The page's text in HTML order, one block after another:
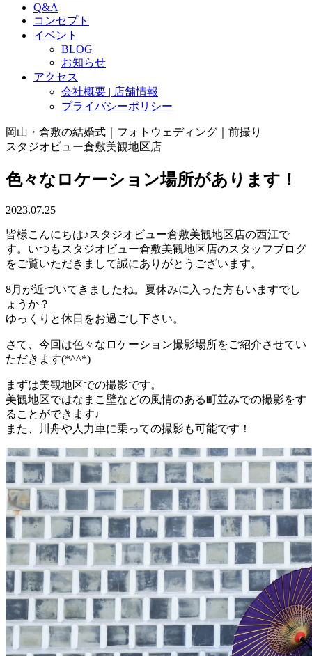
Q&A
コンセプト
イベント
BLOG
お知らせ
アクセス
会社概要 | 店舗情報
プライバシーポリシー
岡山・倉敷の結婚式｜フォトウェディング｜前撮り
スタジオビュー倉敷美観地区店
色々なロケーション場所があります！
2023.07.25
皆様こんにちは♪スタジオビュー倉敷美観地区店の西江で
す。いつもスタジオビュー倉敷美観地区店のスタッフブログ
をご覧いただきまして誠にありがとうございます。
8月が近づいてきましたね。夏休みに入った方もいますでし
ょうか？
ゆっくりと休日をお過ごし下さい。
さて、今回は色々なロケーション撮影場所をご紹介させてい
ただきます(*^^*)
まずは美観地区での撮影です。
美観地区ではなまこ壁などの風情のある町並みでの撮影をす
ることができます♩
また、川舟や人力車に乗っての撮影も可能です！